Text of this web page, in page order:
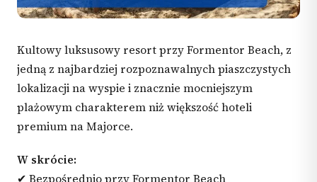
Kultowy luksusowy resort przy Formentor Beach, z
jedną z najbardziej rozpoznawalnych piaszczystych
lokalizacji na wyspie i znacznie mocniejszym
plażowym charakterem niż większość hoteli
premium na Majorce.
W skrócie:
✔ Bezpośrednio przy Formentor Beach